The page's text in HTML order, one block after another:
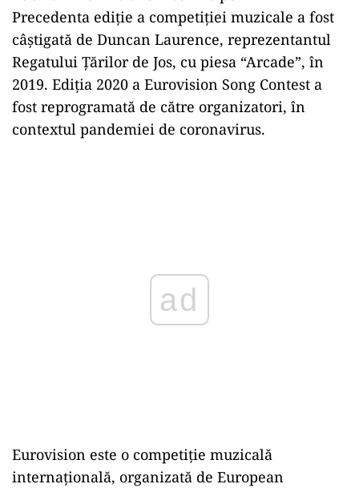
Precedenta ediţie a competiţiei muzicale a fost
câştigată de Duncan Laurence, reprezentantul
Regatului Țărilor de Jos, cu piesa “Arcade”, în
2019. Ediția 2020 a Eurovision Song Contest a
fost reprogramată de către organizatori, în
contextul pandemiei de coronavirus.
ad
Eurovision este o competiţie muzicală
internaţională, organizată de European